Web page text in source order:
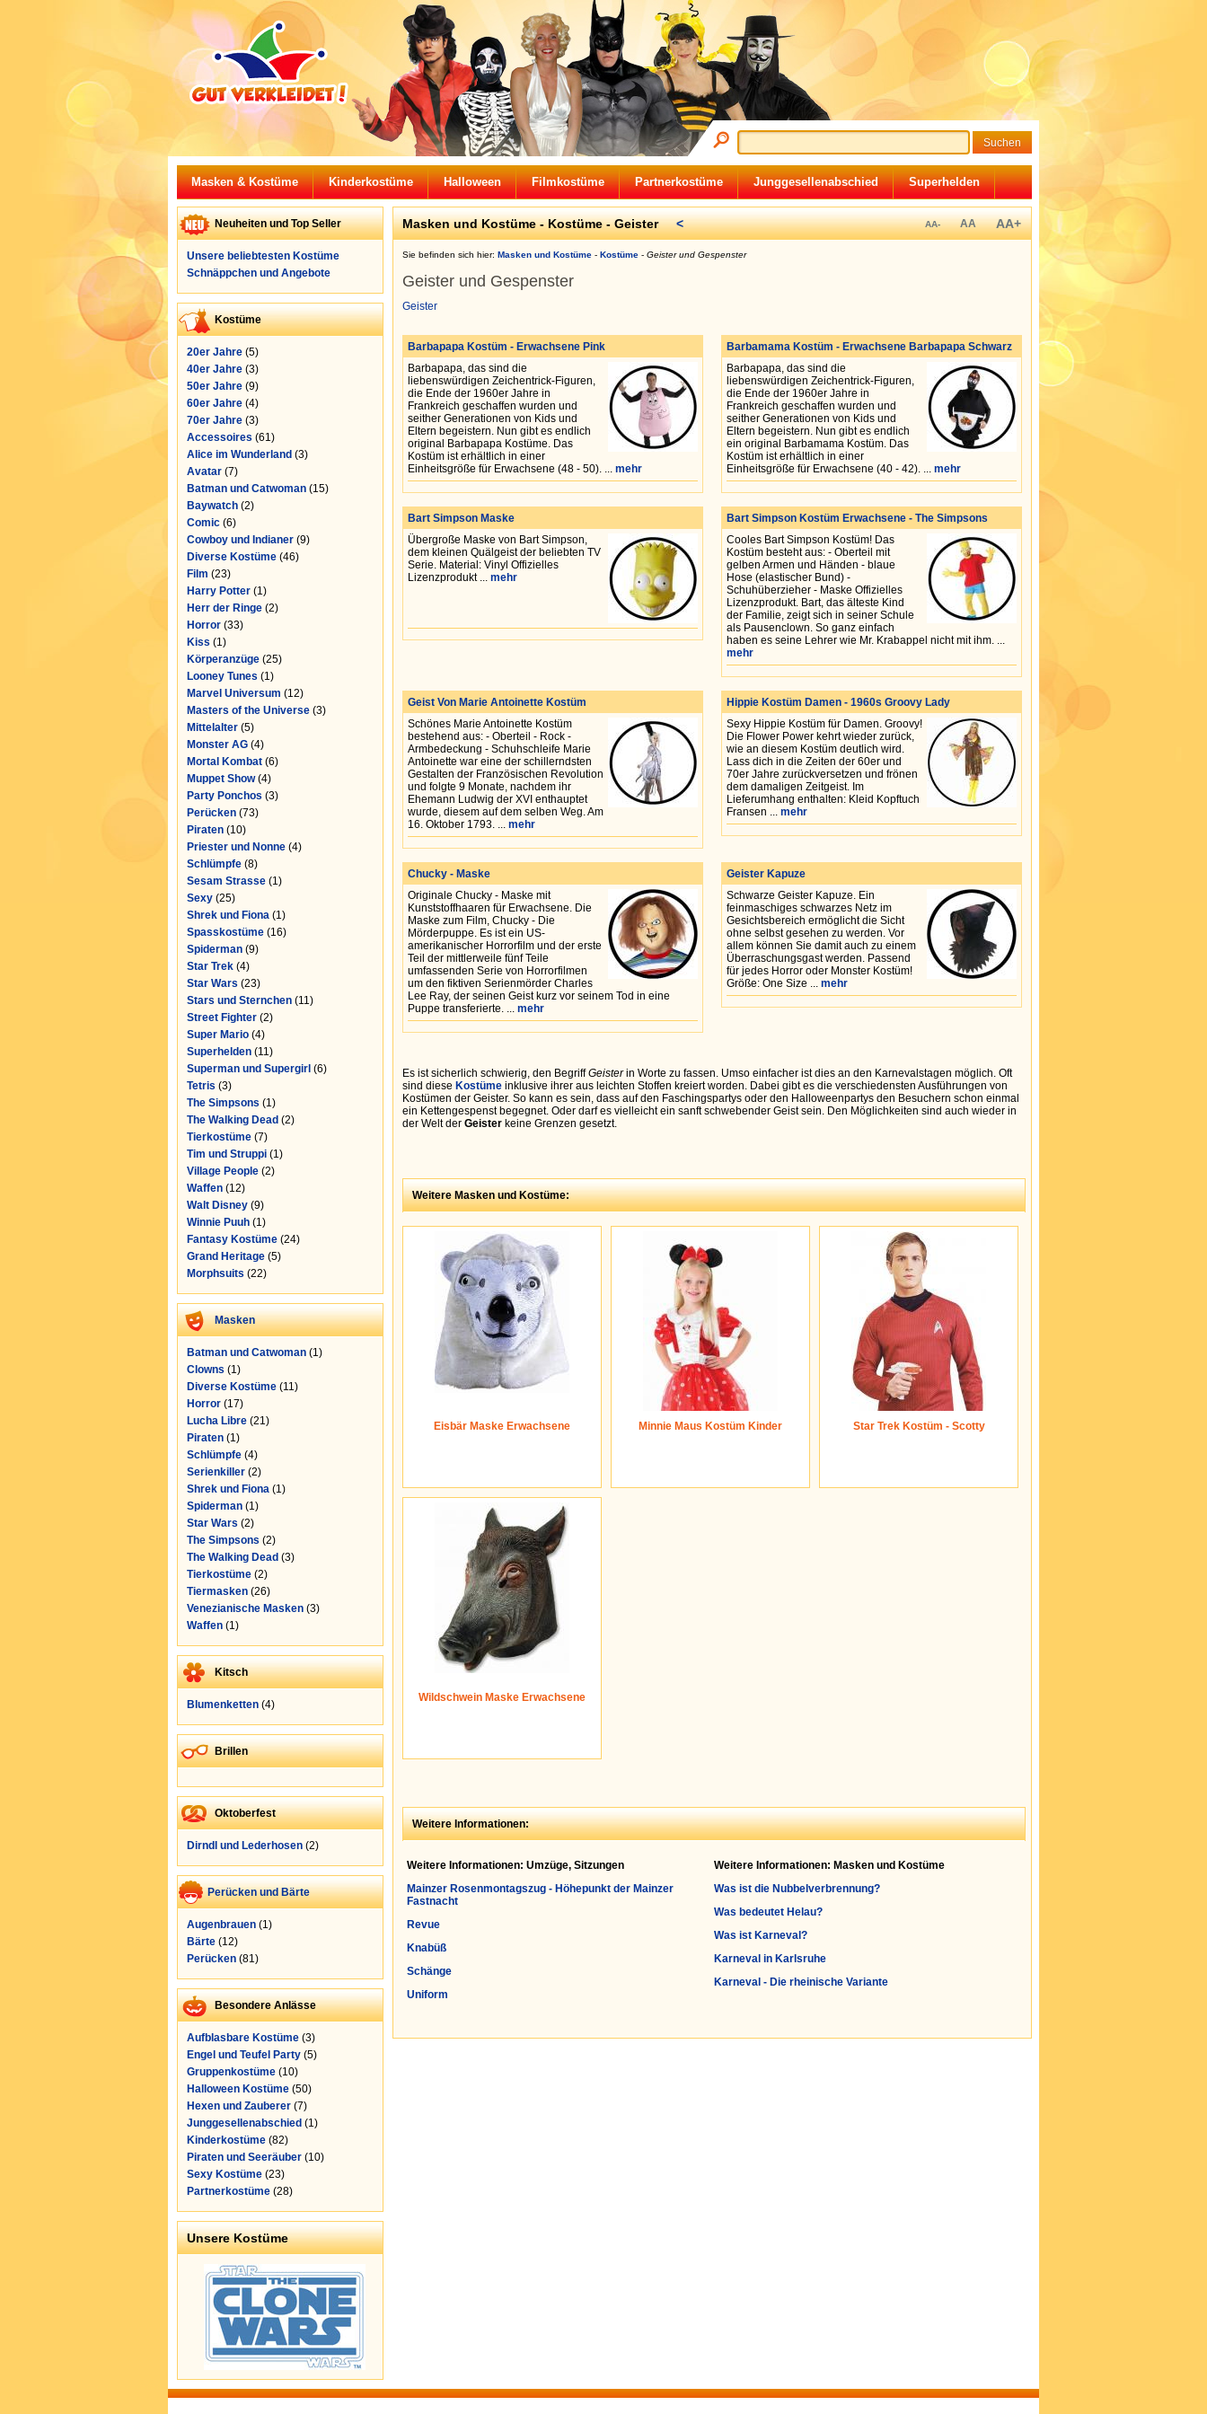
Masken & Kostüme Kinderkostüme Halloween Filmkostüme Partnerkostüme Junggesellenabschied Superhelden
Neuheiten und Top Seller
Unsere beliebtesten Kostüme
Schnäppchen und Angebote
Kostüme
20er Jahre (5)
40er Jahre (3)
50er Jahre (9)
60er Jahre (4)
70er Jahre (3)
Accessoires (61)
Alice im Wunderland (3)
Avatar (7)
Batman und Catwoman (15)
Baywatch (2)
Comic (6)
Cowboy und Indianer (9)
Diverse Kostüme (46)
Film (23)
Harry Potter (1)
Herr der Ringe (2)
Horror (33)
Kiss (1)
Körperanzüge (25)
Looney Tunes (1)
Marvel Universum (12)
Masters of the Universe (3)
Mittelalter (5)
Monster AG (4)
Mortal Kombat (6)
Muppet Show(4)
Party Ponchos (3)
Perücken (73)
Piraten (10)
Priester und Nonne (4)
Schlümpfe (8)
Sesam Strasse (1)
Sexy (25)
Shrek und Fiona (1)
Spasskostüme (16)
Spiderman (9)
Star Trek (4)
Star Wars (23)
Stars und Sternchen (11)
Street Fighter (2)
Super Mario (4)
Superhelden (11)
Superman und Supergirl (6)
Tetris (3)
The Simpsons (1)
The Walking Dead (2)
Tierkostüme (7)
Tim und Struppi (1)
Village People (2)
Waffen (12)
Walt Disney (9)
Winnie Puuh (1)
Fantasy Kostüme (24)
Grand Heritage (5)
Morphsuits (22)
Masken
Batman und Catwoman (1)
Clowns (1)
Diverse Kostüme (11)
Horror (17)
Lucha Libre (21)
Piraten (1)
Schlümpfe (4)
Serienkiller (2)
Shrek und Fiona (1)
Spiderman (1)
Star Wars (2)
The Simpsons (2)
The Walking Dead (3)
Tierkostüme (2)
Tiermasken (26)
Venezianische Masken (3)
Waffen (1)
Kitsch
Blumenketten (4)
Brillen
Oktoberfest
Dirndl und Lederhosen (2)
Perücken und Bärte
Augenbrauen (1)
Bärte (12)
Perücken (81)
Besondere Anlässe
Aufblasbare Kostüme (3)
Engel und Teufel Party (5)
Gruppenkostüme (10)
Halloween Kostüme (50)
Hexen und Zauberer (7)
Junggesellenabschied (1)
Kinderkostüme (82)
Piraten und Seeräuber (10)
Sexy Kostüme (23)
Partnerkostüme (28)
Unsere Kostüme
Masken und Kostüme -Kostüme-Geister < AA- AA AA+
Sie befinden sich hier: Masken und Kostüme - Kostüme - Geister und Gespenster
Geister und Gespenster
Geister
Barbapapa Kostüm - Erwachsene Pink
Barbapapa, das sind die
liebenswürdigen Zeichentrick-Figuren,
die Ende der 1960er Jahre in
Frankreich geschaffen wurden und
seither Generationen von Kids und
Eltern begeistern. Nun gibt es endlich
original Barbapapa Kostüme. Das
Kostüm ist erhältlich in einer
Einheitsgröße für Erwachsene (48 - 50). ... mehr
Barbamama Kostüm - Erwachsene Barbapapa Schwarz
Barbapapa, das sind die
liebenswürdigen Zeichentrick-Figuren,
die Ende der 1960er Jahre in
Frankreich geschaffen wurden und
seither Generationen von Kids und
Eltern begeistern. Nun gibt es endlich
ein original Barbamama Kostüm. Das
Kostüm ist erhältlich in einer
Einheitsgröße für Erwachsene (40 - 42). ... mehr
Bart Simpson Maske
Übergroße Maske von Bart Simpson,
dem kleinen Quälgeist der beliebten TV
Serie. Material: Vinyl Offizielles
Lizenzprodukt ... mehr
Bart Simpson Kostüm Erwachsene - The Simpsons
Cooles Bart Simpson Kostüm! Das
Kostüm besteht aus: - Oberteil mit
gelben Armen und Händen - blaue
Hose (elastischer Bund) -
Schuhüberzieher - Maske Offizielles
Lizenzprodukt. Bart, das älteste Kind
der Familie, zeigt sich in seiner Schule
als Pausenclown. So ganz einfach
haben es seine Lehrer wie Mr. Krabappel nicht mit ihm. ...
mehr
Geist Von Marie Antoinette Kostüm
Schönes Marie Antoinette Kostüm
bestehend aus: - Oberteil - Rock -
Armbedeckung - Schuhschleife Marie
Antoinette war eine der schillerndsten
Gestalten der Französischen Revolution
und folgte 9 Monate, nachdem ihr
Ehemann Ludwig der XVI enthauptet
wurde, diesem auf dem selben Weg. Am
16. Oktober 1793. ... mehr
Hippie Kostüm Damen - 1960s Groovy Lady
Sexy Hippie Kostüm für Damen. Groovy!
Die Flower Power kehrt wieder zurück,
wie an diesem Kostüm deutlich wird.
Lass dich in die Zeiten der 60er und
70er Jahre zurückversetzen und frönen
dem damaligen Zeitgeist. Im
Lieferumhang enthalten: Kleid Kopftuch
Fransen ... mehr
Chucky - Maske
Originale Chucky - Maske mit
Kunststoffhaaren für Erwachsene. Die
Maske zum Film, Chucky - Die
Mörderpuppe. Es ist ein US-
amerikanischer Horrorfilm und der erste
Teil der mittlerweile fünf Teile
umfassenden Serie von Horrorfilmen
um den fiktiven Serienmörder Charles
Lee Ray, der seinen Geist kurz vor seinem Tod in eine
Puppe transferierte. ... mehr
Geister Kapuze
Schwarze Geister Kapuze. Ein
feinmaschiges schwarzes Netz im
Gesichtsbereich ermöglicht die Sicht
ohne selbst gesehen zu werden. Vor
allem können Sie damit auch zu einem
Überraschungsgast werden. Passend
für jedes Horror oder Monster Kostüm!
Größe: One Size ... mehr
Es ist sicherlich schwierig, den BegriffGeisterin Worte zu fassen. Umso einfacher ist dies an den Karnevalstagen möglich. Oft
sind diese Kostüme inklusive ihrer aus leichten Stoffen kreiert worden. Dabei gibt es die verschiedensten Ausführungen von
Kostümen der Geister. So kann es sein, dass auf den Faschingspartys oder den Halloweenpartys den Besuchern schon einmal
ein Kettengespenst begegnet. Oder darf es vielleicht ein sanft schwebender Geist sein. Den Möglichkeiten sind auch wieder in
der Welt der Geister keine Grenzen gesetzt.
Weitere Masken und Kostüme:
Eisbär Maske Erwachsene Minnie Maus Kostüm Kinder Star Trek Kostüm - Scotty
Wildschwein Maske Erwachsene
Weitere Informationen:
Weitere Informationen: Umzüge, Sitzungen
Mainzer Rosenmontagszug - Höhepunkt der Mainzer
Fastnacht
Revue
Knabüß
Schänge
Uniform
Weitere Informationen: Masken und Kostüme
Was ist die Nubbelverbrennung?
Was bedeutet Helau?
Was ist Karneval?
Karneval in Karlsruhe
Karneval - Die rheinische Variante